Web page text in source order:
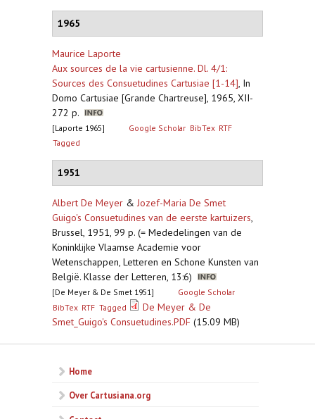
1965
Maurice Laporte
Aux sources de la vie cartusienne. Dl. 4/1:
Sources des Consuetudines Cartusiae [1-14], In
Domo Cartusiae [Grande Chartreuse], 1965, XII-
272 p.
[Laporte 1965] Google Scholar BibTex RTF
Tagged
1951
Albert De Meyer & Jozef-Maria De Smet
Guigo's Consuetudines van de eerste kartuizers,
Brussel, 1951, 99 p. (= Mededelingen van de
Koninklijke Vlaamse Academie voor
Wetenschappen, Letteren en Schone Kunsten van
België. Klasse der Letteren, 13:6)
[De Meyer & De Smet 1951]
Google Scholar
BibTex RTF Tagged
De Meyer & De
Smet_Guigo's Consuetudines.PDF (15.09 MB)
Home
Over Cartusiana.org